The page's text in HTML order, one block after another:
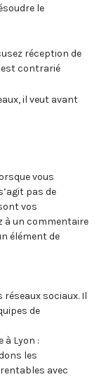
le
réception de
est contrarié
il veut avant
vous
pas de
vos
à un commentaire
élément de
sociaux. Il
de
à Lyon :
les
avec